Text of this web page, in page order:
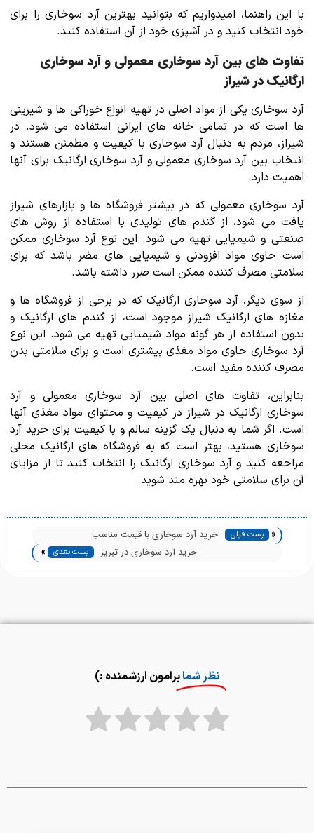
با این راهنما، امیدواریم که بتوانید بهترین آرد سوخاری را برای
خود انتخاب کنید و در آشپزی خود از آن استفاده کنید.
تفاوت های بین آرد سوخاری معمولی و آرد سوخاری
ارگانیک در شیراز
آرد سوخاری یکی از مواد اصلی در تهیه انواع خوراکی ها و شیرینی
ها است که در تمامی خانه های ایرانی استفاده می شود. در
شیراز، مردم به دنبال آرد سوخاری با کیفیت و مطمئن هستند و
انتخاب بین آرد سوخاری معمولی و آرد سوخاری ارگانیک برای آنها
اهمیت دارد.
آرد سوخاری معمولی که در بیشتر فروشگاه ها و بازارهای شیراز
یافت می شود، از گندم های تولیدی با استفاده از روش های
صنعتی و شیمیایی تهیه می شود. این نوع آرد سوخاری ممکن
است حاوی مواد افزودنی و شیمیایی های مضر باشد که برای
سلامتی مصرف کننده ممکن است ضرر داشته باشد.
از سوی دیگر، آرد سوخاری ارگانیک که در برخی از فروشگاه ها و
مغازه های ارگانیک شیراز موجود است، از گندم های ارگانیک و
بدون استفاده از هر گونه مواد شیمیایی تهیه می شود. این نوع
آرد سوخاری حاوی مواد مغذی بیشتری است و برای سلامتی بدن
مصرف کننده مفید است.
بنابراین، تفاوت های اصلی بین آرد سوخاری معمولی و آرد
سوخاری ارگانیک در شیراز در کیفیت و محتوای مواد مغذی آنها
است. اگر شما به دنبال یک گزینه سالم و با کیفیت برای خرید آرد
سوخاری هستید، بهتر است که به فروشگاه های ارگانیک محلی
مراجعه کنید و آرد سوخاری ارگانیک را انتخاب کنید تا از مزایای
آن برای سلامتی خود بهره مند شوید.
« پست قبلی
خرید آرد سوخاری با قیمت مناسب
خرید آرد سوخاری در تبریز
پست بعدی »
نظر شمابرامون ارزشمنده :)